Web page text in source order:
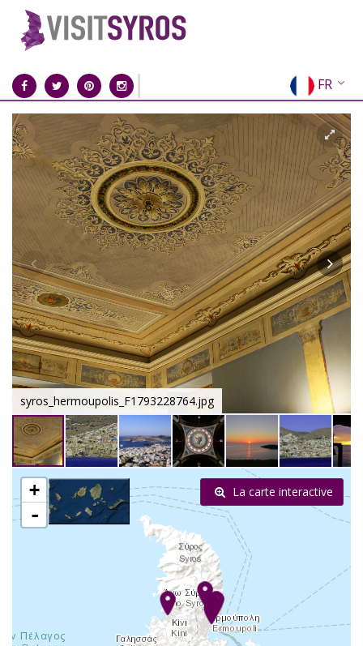
FR
EN
EL
DE
IT
ES
RU
CN
syros_hermoupolis_F1793228764.jpg
+
-
La carte interactive